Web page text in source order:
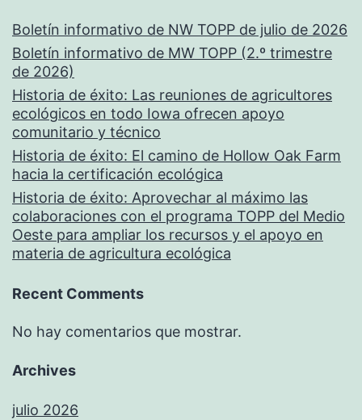
Boletín informativo de NW TOPP de julio de 2026
Boletín informativo de MW TOPP (2.º trimestre
de 2026)
Historia de éxito: Las reuniones de agricultores
ecológicos en todo Iowa ofrecen apoyo
comunitario y técnico
Historia de éxito: El camino de Hollow Oak Farm
hacia la certificación ecológica
Historia de éxito: Aprovechar al máximo las
colaboraciones con el programa TOPP del Medio
Oeste para ampliar los recursos y el apoyo en
materia de agricultura ecológica
Recent Comments
No hay comentarios que mostrar.
Archives
julio 2026